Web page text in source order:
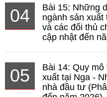
04
Bài 15: Những
ngành sản
và các đối thủ
cập nhật đến
05
Bài 14: Quy
xuất tại Nga -
nhà đầu tư